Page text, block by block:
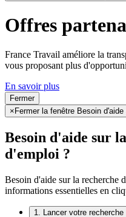
Offres
France Travail améliore la
vous proposant plus
En savoir plus
Fermer
× Fermer la fenêtre Besoin
Besoin d'aide sur
d'emploi ?
Besoin d'aide sur la recherche
informations essentielles en
1. Lancer votre recherche